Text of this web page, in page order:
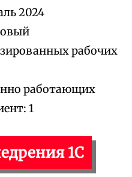
2024
рабочих
работающих
1
1С